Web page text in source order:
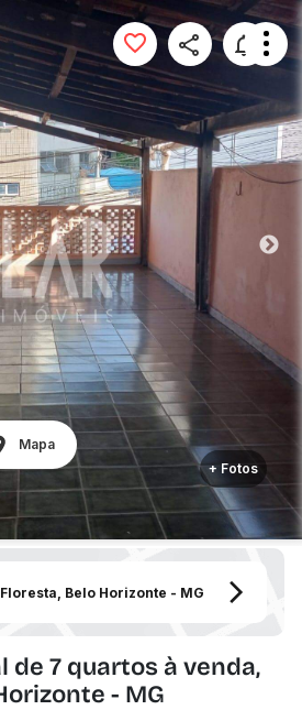
Mapa
+ Fotos
Floresta, Belo Horizonte - MG
de 7 quartos à venda,
- MG